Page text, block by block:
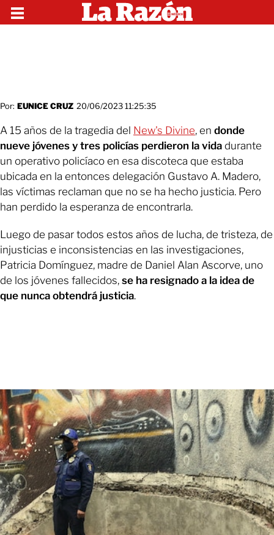
Por: EUNICE CRUZ 20/06/2023 11:25:35
A 15 años de la tragedia del New's Divine, en donde
nueve jóvenes y tres policías perdieron la vida durante
un operativo policíaco en esa discoteca que estaba
ubicada en la entonces delegación Gustavo A. Madero,
las víctimas reclaman que no se ha hecho justicia. Pero
han perdido la esperanza de encontrarla.
Luego de pasar todos estos años de lucha, de tristeza, de
injusticias e inconsistencias en las investigaciones,
Patricia Domínguez, madre de Daniel Alan Ascorve, uno
de los jóvenes fallecidos, se ha resignado a la idea de
que nunca obtendrá justicia.